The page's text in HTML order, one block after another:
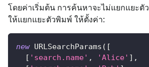
โดยค่าเริ่มต้น การค้นหาจะไม่แยกแยะตั
ให้แยกแยะตัวพิมพ์ ให้ตั้งค่า:
new URLSearchParams ( [
[ 'search.name' , 'Alice' ] ,